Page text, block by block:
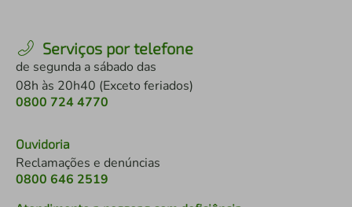
Serviços por telefone
de segunda a sábado das
08h às 20h40 (Exceto feriados)
0800 724 4770
Ouvidoria
Reclamações e denúncias
0800 646 2519